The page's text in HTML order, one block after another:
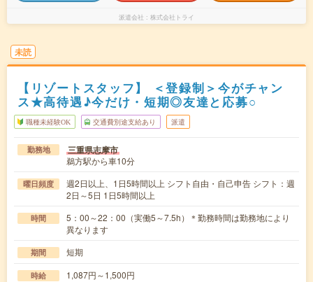
派遣会社 株式会社トライ
未読
【リゾートスタッフ】 ＜登録制＞今がチャン
ス★高待遇♪今だけ・短期◎友達と応募○
職種未経験OK 交通費別途支給あり 派遣
勤務地 三重県志摩市
鵜方駅から車10分
曜日頻度
週2日以上、1日5時間以上 シフト自由・自己申告 シフト：週
2日～5日 1日5時間以上
時間
5：00～22：00（実働5～7.5h）＊勤務時間は勤務地により
異なります
期間 短期
時給 1,087円～1,500円